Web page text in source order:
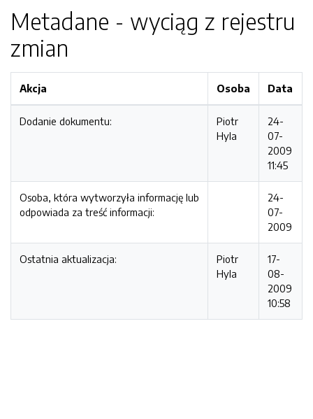
Metadane - wyciąg z rejestru
zmian
Akcja Osoba Data
Dodanie dokumentu:
Piotr
Hyla
24-
07-
2009
11:45
Osoba, która wytworzyła informację lub
odpowiada za treść informacji:
24-
07-
2009
Ostatnia aktualizacja:
Piotr
Hyla
17-
08-
2009
10:58